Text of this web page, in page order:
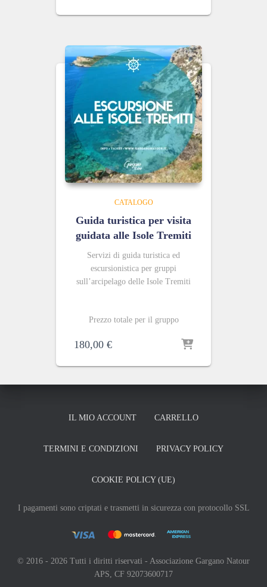
CATALOGO
Guida turistica per visita
guidata alle Isole Tremiti
Servizi di guida turistica ed
escursionistica per gruppi
sull’arcipelago delle Isole Tremiti
Prezzo totale per il gruppo
180,00 €
IL MIO ACCOUNT CARRELLO
TERMINI E CONDIZIONI PRIVACY POLICY
COOKIE POLICY (UE)
I pagamenti sono criptati e trasmetti in sicurezza con protocollo SSL
© 2016 - 2026 Tutti i diritti riservati - Associazione Gargano Natour
APS, CF 92073600717